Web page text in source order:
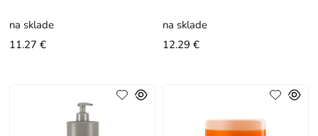
Jej zložením je vhodná pre všetky
typy vlasov. S
na sklade
11.27 €
zloženie je vhodná pre všetky
na sklade
12.29 €